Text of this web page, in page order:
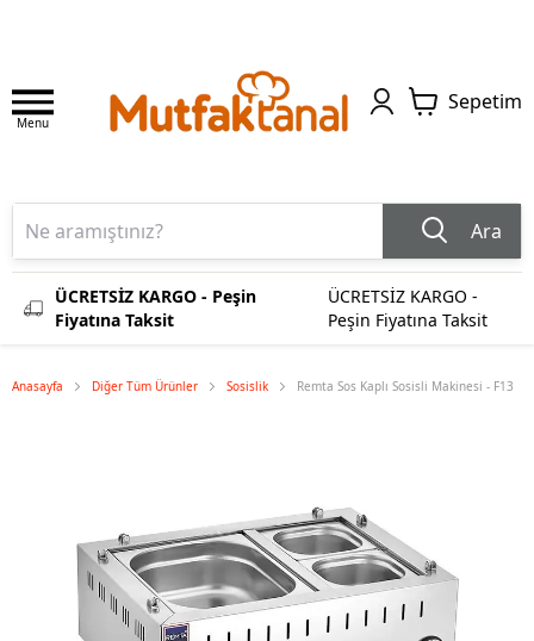
Menu
Sepetim
Ara
ÜCRETSİZ KARGO - Peşin
Fiyatına Taksit
ÜCRETSİZ KARGO -
Peşin Fiyatına Taksit
Anasayfa Diğer Tüm Ürünler Sosislik Remta Sos Kaplı Sosisli Makinesi - F13